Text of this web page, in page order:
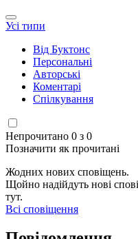
Усі типи
Від Буктонс
Персональні
Авторські
Коментарі
Спілкування
Непрочитано 0 з 0
Позначити як прочитані
Жодних нових сповіщень.
Щойно надійдуть нові
тут.
Всі сповіщення